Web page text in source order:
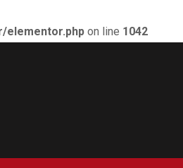
elementor.php on line 1042